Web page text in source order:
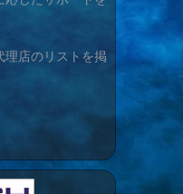
理店のリストを掲